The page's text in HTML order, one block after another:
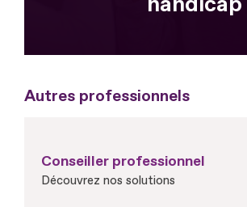
Autres professionnels
Conseiller professionnel
Découvrez nos solutions